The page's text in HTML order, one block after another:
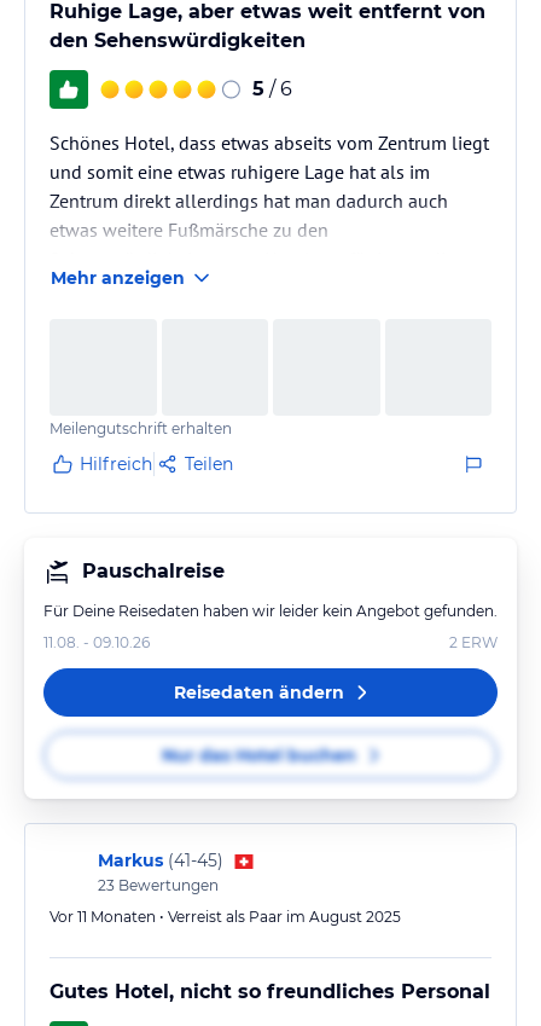
Ruhige Lage, aber etwas weit entfernt von
den Sehenswürdigkeiten
5 / 6
Schönes Hotel, dass etwas abseits vom Zentrum liegt
und somit eine etwas ruhigere Lage hat als im
Zentrum direkt allerdings hat man dadurch auch
etwas weitere Fußmärsche zu den
nicht so fit sind um Strecken zu Fuß laufen zu
Mehr anzeigen
Meilengutschrift erhalten
Hilfreich Teilen
Pauschalreise
Für Deine Reisedaten haben wir leider kein Angebot gefunden.
11.08. - 09.10.26
2 ERW
Reisedaten ändern
Nur das Hotel buchen
Markus (41-45)
23 Bewertungen
Vor 11 Monaten • Verreist als Paar im August 2025
Gutes Hotel, nicht so freundliches Personal